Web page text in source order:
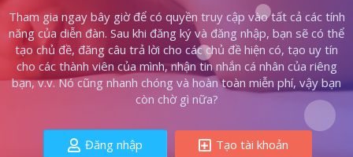
Tham gia ngay bây giờ để có quyền truy cập vào tất cả các tính
năng của diễn đàn. Sau khi đăng ký và đăng nhập, bạn sẽ có thể
tạo chủ đề, đăng câu trả lời cho các chủ đề hiện có, tạo uy tín
cho các thành viên của mình, nhận tin nhắn cá nhân của riêng
bạn, v.v. Nó cũng nhanh chóng và hoàn toàn miễn phí, vậy bạn
còn chờ gì nữa?
Đăng nhập Tạo tài khoản